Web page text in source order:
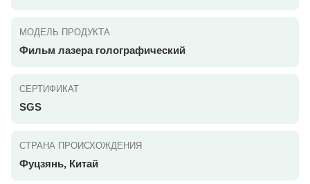
МОДЕЛЬ ПРОДУКТА
Фильм лазера голографический
СЕРТИФИКАТ
SGS
СТРАНА ПРОИСХОЖДЕНИЯ
Фуцзянь, Китай